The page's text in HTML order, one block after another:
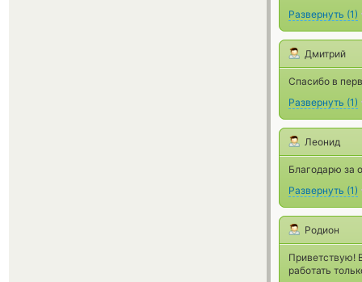
Развернуть (1)
Дмитрий
Спасибо в
Развернуть (1)
Леонид
Благодарю за
Развернуть (1)
Родион
Приветствую!
работать